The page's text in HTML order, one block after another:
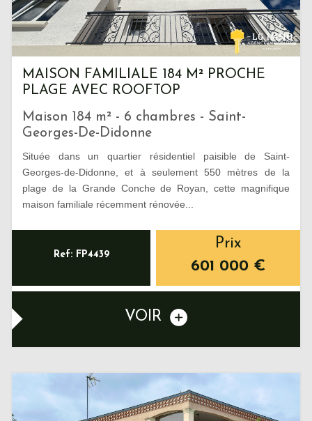
MAISON FAMILIALE 184 M² PROCHE
PLAGE AVEC ROOFTOP
Maison 184 m² - 6 chambres - Saint-
Georges-De-Didonne
Située dans un quartier résidentiel paisible de Saint-
Georges-de-Didonne, et à seulement 550 mètres de la
plage de la Grande Conche de Royan, cette magnifique
maison familiale récemment rénovée...
Ref: FP4439
Prix
601 000 €
VOIR